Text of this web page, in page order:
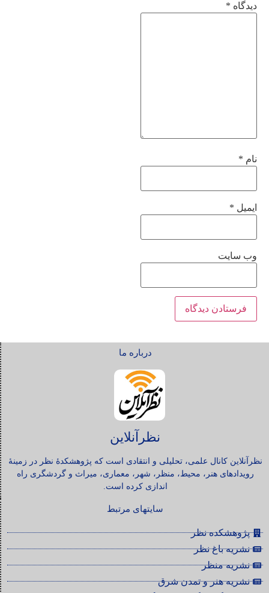
دیدگاه *
نام *
ایمیل *
وب‌ سایت
درباره ما
نظرآنلاین
نظرآنلاین کانال علمی، تحلیلی و انتقادی است که پژوهشکدۀ نظر در زمینۀ
رویدادهای هنر، محیط، منظر، شهر، معماری، میراث و گردشگری راه
اندازی کرده است.
سایتهای مرتبط
پژوهشکده نظر
نشریه باغ نظر
نشریه منظر
نشریه هنر و تمدن شرق